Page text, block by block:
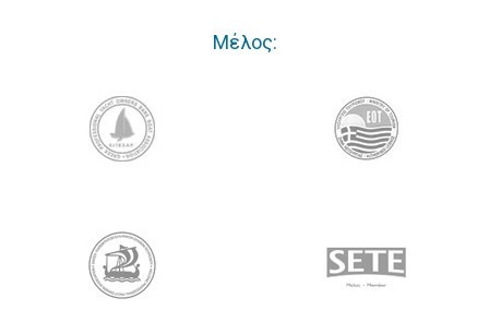
Μέλος: